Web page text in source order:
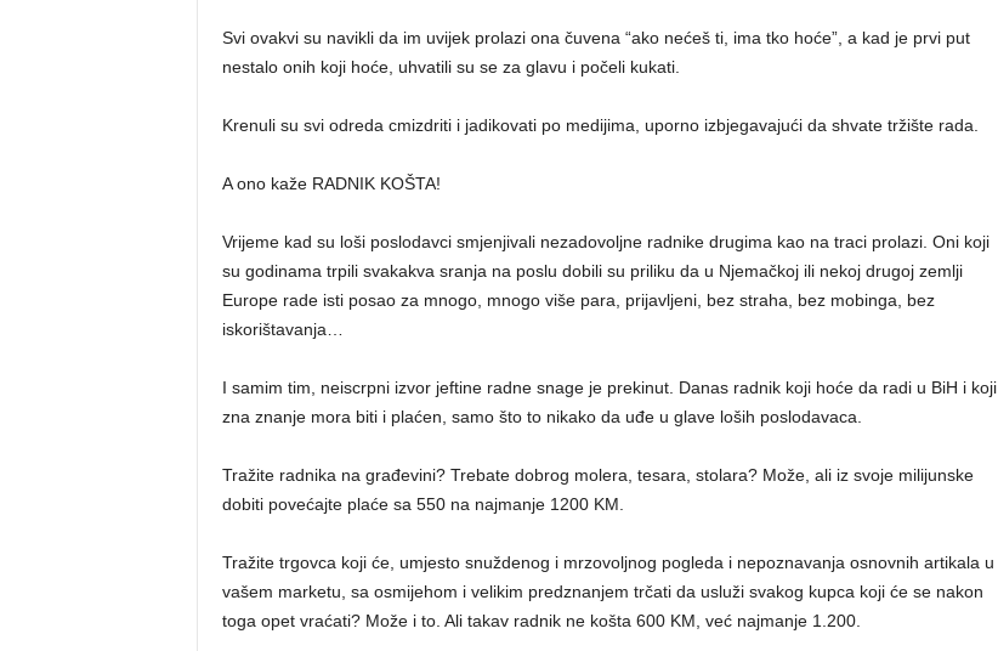
Svi ovakvi su navikli da im uvijek prolazi ona čuvena “ako nećeš ti, ima tko hoće”, a kad je prvi put
nestalo onih koji hoće, uhvatili su se za glavu i počeli kukati.
Krenuli su svi odreda cmizdriti i jadikovati po medijima, uporno izbjegavajući da shvate tržište rada.
A ono kaže RADNIK KOŠTA!
Vrijeme kad su loši poslodavci smjenjivali nezadovoljne radnike drugima kao na traci prolazi. Oni koji
su godinama trpili svakakva sranja na poslu dobili su priliku da u Njemačkoj ili nekoj drugoj zemlji
Europe rade isti posao za mnogo, mnogo više para, prijavljeni, bez straha, bez mobinga, bez
iskorištavanja…
I samim tim, neiscrpni izvor jeftine radne snage je prekinut. Danas radnik koji hoće da radi u BiH i koji
zna znanje mora biti i plaćen, samo što to nikako da uđe u glave loših poslodavaca.
Tražite radnika na građevini? Trebate dobrog molera, tesara, stolara? Može, ali iz svoje milijunske
dobiti povećajte plaće sa 550 na najmanje 1200 KM.
Tražite trgovca koji će, umjesto snuždenog i mrzovoljnog pogleda i nepoznavanja osnovnih artikala u
vašem marketu, sa osmijehom i velikim predznanjem trčati da usluži svakog kupca koji će se nakon
toga opet vraćati? Može i to. Ali takav radnik ne košta 600 KM, već najmanje 1.200.